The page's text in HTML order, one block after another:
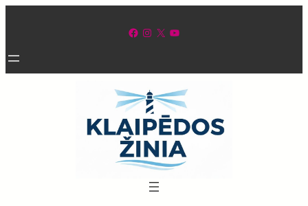
Facebook Instagram X YouTube